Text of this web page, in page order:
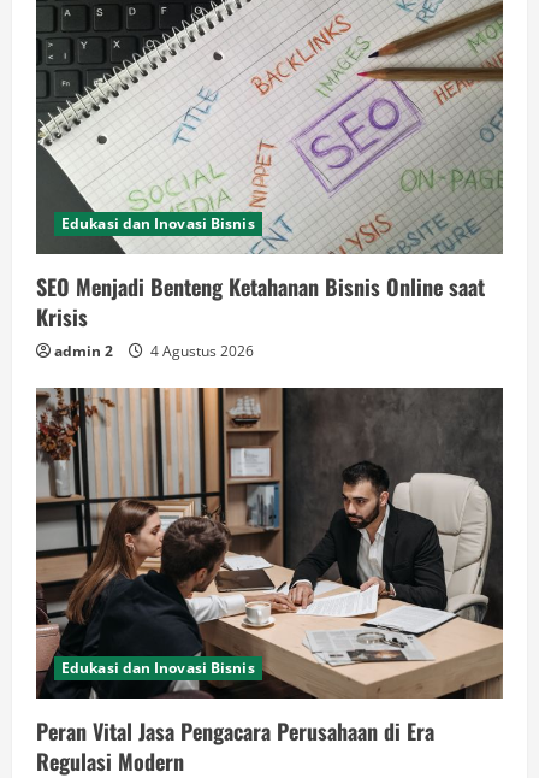
Edukasi dan Inovasi Bisnis
SEO Menjadi Benteng Ketahanan Bisnis Online saat
Krisis
admin 2 4 Agustus 2026
Edukasi dan Inovasi Bisnis
Peran Vital Jasa Pengacara Perusahaan di Era
Regulasi Modern